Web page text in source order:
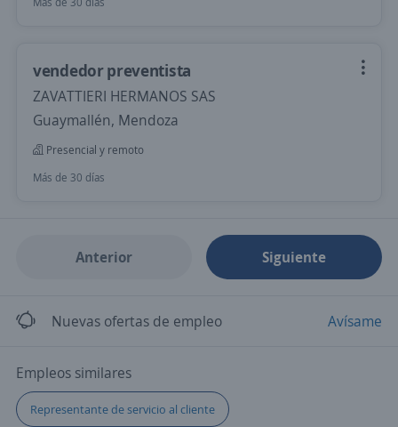
vendedor preventista
ZAVATTIERI HERMANOS SAS
Guaymallén, Mendoza
Presencial y remoto
Más de 30 días
Anterior Siguiente
Nuevas ofertas de empleo Avísame
Empleos similares
Representante de servicio al cliente